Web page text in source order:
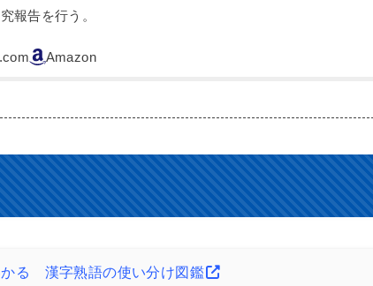
報告を行う。
かる 漢字熟語の使い分け図鑑